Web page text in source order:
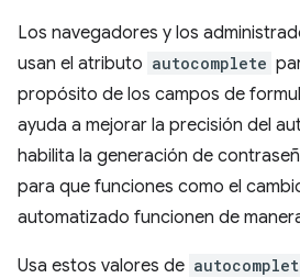
Los navegadores y los
usan el atributo autocomplete
propósito de los campos de
ayuda a mejorar la precisión del
habilita la generación de
para que funciones como el
automatizado funcionen de
Usa estos valores de